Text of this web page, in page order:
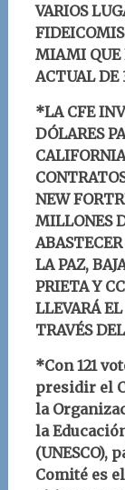
VARIOS
MIAMI QUE
ACTUAL DE
*LA CFE
DÓLARES
NEW
MILLONES
LA PAZ,
PRIETA Y
LLEVARÁ
TRAVÉS
*Con 121
presidir el
la
la
(UNESCO),
Comité es